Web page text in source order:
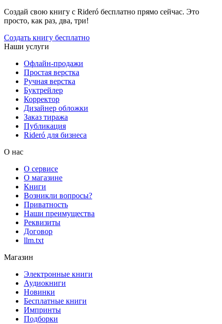
Создай свою книгу с Rideró бесплатно прямо сейчас. Это
просто, как раз, два, три!
Создать книгу бесплатно
Наши услуги
Офлайн-продажи
Простая верстка
Ручная верстка
Буктрейлер
Корректор
Дизайнер обложки
Заказ тиража
Публикация
Rideró для бизнеса
О нас
О сервисе
О магазине
Книги
Возникли вопросы?
Приватность
Наши преимущества
Реквизиты
Договор
llm.txt
Магазин
Электронные книги
Аудиокниги
Новинки
Бесплатные книги
Импринты
Подборки